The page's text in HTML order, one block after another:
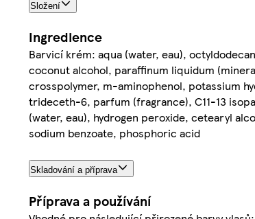
Složení
Ingredience
Barvicí krém: aqua (water, eau),
coconut alcohol, paraffinum liquidum
crosspolymer, m-aminophenol, potassium
trideceth-6, parfum (fragrance), C11-13
(water, eau), hydrogen peroxide, cetearyl
sodium benzoate, phosphoric acid
Skladování a příprava
Příprava a používání